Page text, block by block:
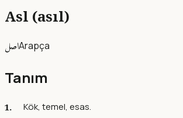
Asl (asıl)
اصلArapça
Tanım
Kök, temel, esas.